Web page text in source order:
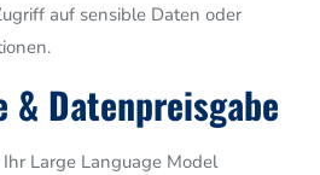
auf sensible Daten oder
& Datenpreisgabe
Large Language Model